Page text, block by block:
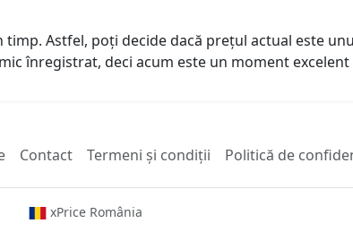
Astfel, poți decide dacă prețul actual este
înregistrat, deci acum este un moment
Contact Termeni și condiții Politică de
xPrice România